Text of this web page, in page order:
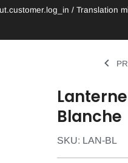
/ Translation
Blanche
SKU: LAN-BL